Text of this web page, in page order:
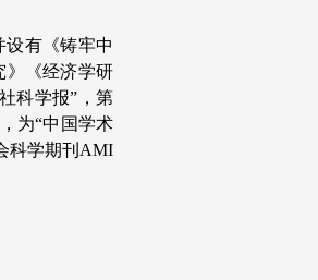
设有《铸牢中
》《经济学研
科学报”，第
为“中国学术
科学期刊AMI